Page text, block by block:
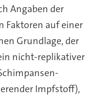
Angaben der
Faktoren auf einer
Grundlage, der
nicht-replikativer
Impfstoff),